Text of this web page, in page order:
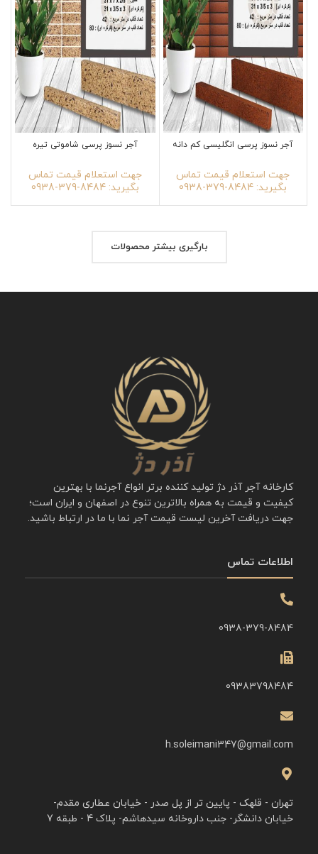
آجر نسوز پرسی انگلیسی کم دانه
جهت استعلام قیمت تماس
بگیرید: 8484-379-0938
آجر نسوز پرسی شاموتی تیره
جهت استعلام قیمت تماس
بگیرید: 8484-379-0938
بارگیری بیشتر محصولات
کارخانه آجر آذر دژ تولید کننده برتر انواع آجرنما با بهترین
کیفیت و قیمت به همراه بالاترین تنوع در اصفهان و ایران است؛
جهت دریافت آخرین لیست قیمت آجر نما با ما در ارتباط باشید.
اطلاعات تماس
0938-379-8484
09383798484
h.soleimani347@gmail.com
تهران - قلهک - پایین تر از پل صدر - خیابان عطاری مقدم-
خیابان دانشگر- جنب داروخانه سیدهاشم- پلاک 4 - طبقه 7